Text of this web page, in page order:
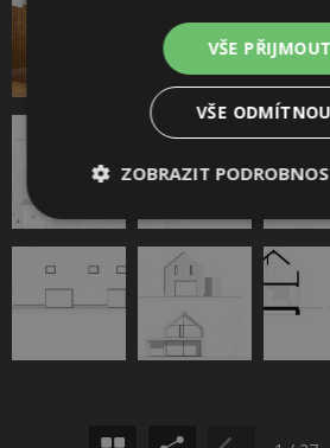
Sdílet na
Sdílet na
VŠE PŘIJMOUT
VŠE
ZOBRAZIT
Nezbytně
nutné
soubory
Výkonové
soubory
Funkční soubory